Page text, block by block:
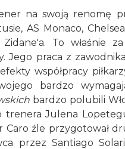
na swoją renomę
AS Monaco,
Zidane'a. To właśnie
Jego praca z
współpracy
bardzo
bardzo polubili
trenera Julena
źle przygotował
przez Santiago